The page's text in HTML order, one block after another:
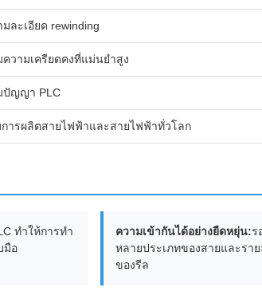
ละเอียด rewinding
วามเครียดคงที่แม่นยําสูง
ปัญญา PLC
ารผลิตสายไฟฟ้าและสายไฟฟ้าทั่วโลก
ทําให้การทํา
มือ
ความเข้ากันได้อย่างยืดหยุ่น:ร
หลายประเภทของสายและราย
ของรีล